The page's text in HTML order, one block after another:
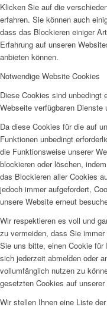
Klicken Sie auf die
erfahren. Sie können auch
dass das Blockieren einiger
Erfahrung auf unseren
anbieten können.
Notwendige Website Cookies
Diese Cookies sind unbedingt
Webseite verfügbaren
Da diese Cookies für die auf
Funktionen unbedingt
die Funktionsweise unserer
blockieren oder löschen,
das Blockieren aller Cookies
jedoch immer aufgefordert,
unsere Website erneut
Wir respektieren es voll und
zu vermeiden, dass Sie
Sie uns bitte, einen Cookie
sich jederzeit abmelden oder
vollumfänglich nutzen zu
gesetzten Cookies auf
Wir stellen Ihnen eine Liste